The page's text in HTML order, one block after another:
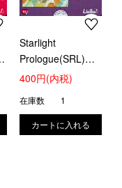
Starlight
Prologue(SRL)
(PL!SP-bp1-025-
400円(内税)
在庫数 1